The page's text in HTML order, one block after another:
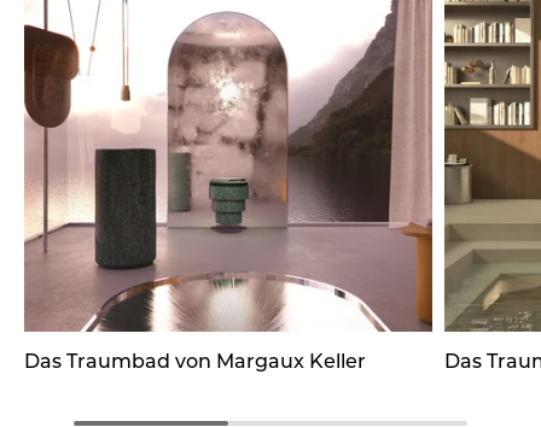
Das Traumbad von Margaux Keller Das